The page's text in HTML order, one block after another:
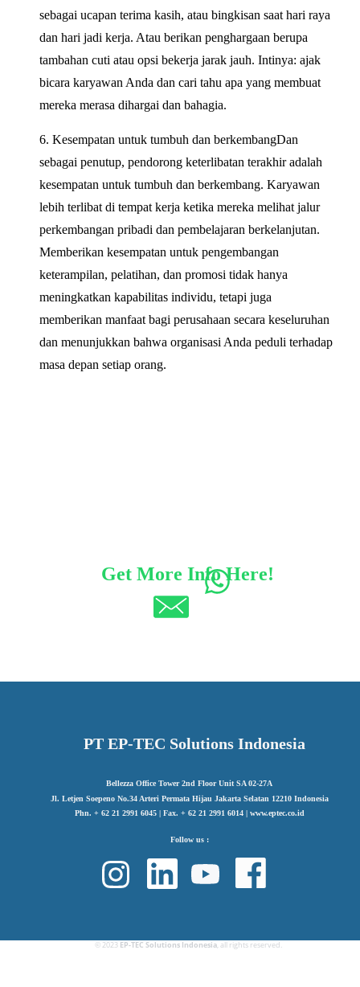
sebagai ucapan terima kasih, atau bingkisan saat hari raya
dan hari jadi kerja. Atau berikan penghargaan berupa
tambahan cuti atau opsi bekerja jarak jauh. Intinya: ajak
bicara karyawan Anda dan cari tahu apa yang membuat
mereka merasa dihargai dan bahagia.
6. Kesempatan untuk tumbuh dan berkembangDan
sebagai penutup, pendorong keterlibatan terakhir adalah
kesempatan untuk tumbuh dan berkembang. Karyawan
lebih terlibat di tempat kerja ketika mereka melihat jalur
perkembangan pribadi dan pembelajaran berkelanjutan.
Memberikan kesempatan untuk pengembangan
keterampilan, pelatihan, dan promosi tidak hanya
meningkatkan kapabilitas individu, tetapi juga
memberikan manfaat bagi perusahaan secara keseluruhan
dan menunjukkan bahwa organisasi Anda peduli terhadap
masa depan setiap orang.
Get More Info Here!
© 2023 EP-TEC Solutions Indonesia, all rights reserved.
PT EP-TEC Solutions Indonesia
Bellezza Office Tower 2nd Floor Unit SA 02-27A
Jl. Letjen Soepeno No.34 Arteri Permata Hijau Jakarta Selatan 12210 Indonesia
Phn. + 62 21 2991 6045 | Fax. + 62 21 2991 6014 | www.eptec.co.id
Follow us :